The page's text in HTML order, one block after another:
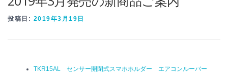
投稿日: 2019年3月19日
TKR15AL センサー開閉式スマホホルダー エアコンルーバー